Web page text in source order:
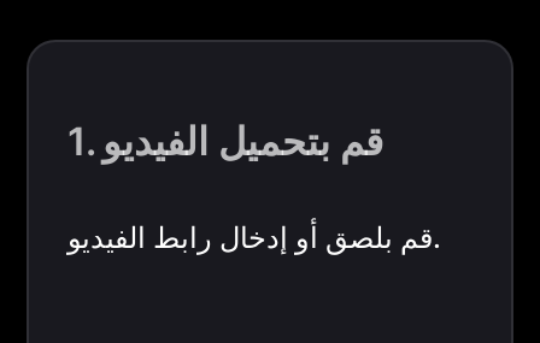
1. قم بتحميل الفيديو
قم بلصق أو إدخال رابط الفيديو.